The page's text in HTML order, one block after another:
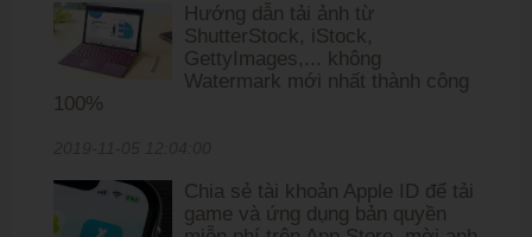
Hướng dẫn tải ảnh từ
ShutterStock, iStock,
GettyImages,... không
Watermark mới nhất thành công
100%
Chia sẻ tài khoản Apple ID để tải
game và ứng dụng bản quyền